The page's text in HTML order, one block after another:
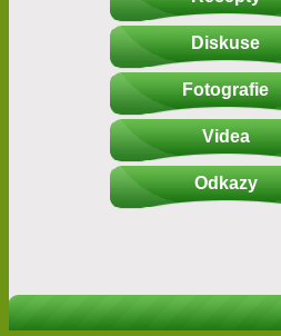
Diskuse
Fotografie
Videa
Odkazy